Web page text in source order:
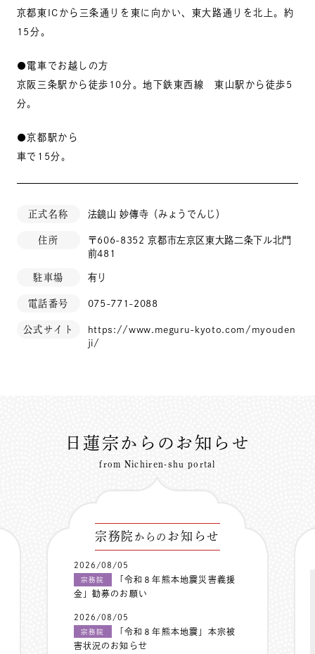
京都東ICから三条通りを東に向かい、東大路通りを北上。約
15分。
●電車でお越しの方
京阪三条駅から徒歩10分。地下鉄東西線 東山駅から徒歩5
分。
●京都駅から
車で15分。
正式名称 法鏡山 妙傳寺（みょうでんじ）
住所
〒606-8352 京都市左京区東大路二条下ル北門
前481
駐車場 有り
電話番号 075-771-2088
公式サイト
https://www.meguru-kyoto.com/myouden
ji/
日蓮宗からのお知らせ
from Nichiren-shu portal
宗務院 からの お知らせ
2026/08/05
宗務院
「令和８年熊本地震災害義援
金」勧募のお願い
2026/08/05
宗務院
「令和８年熊本地震」本宗被
害状況のお知らせ